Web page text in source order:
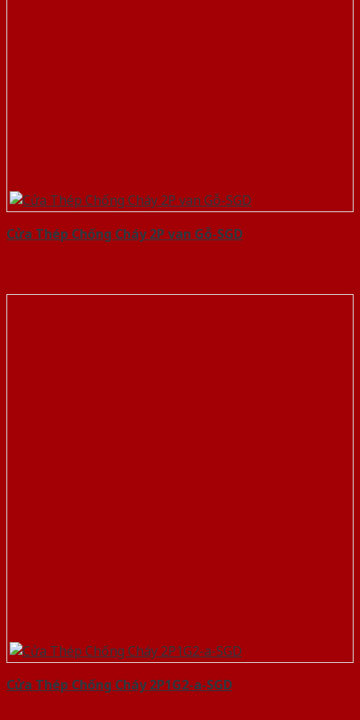
Cửa Thép Chống Cháy 2P van Gỗ-SGD
Cửa Thép Chống Cháy 2P1G2-a-SGD